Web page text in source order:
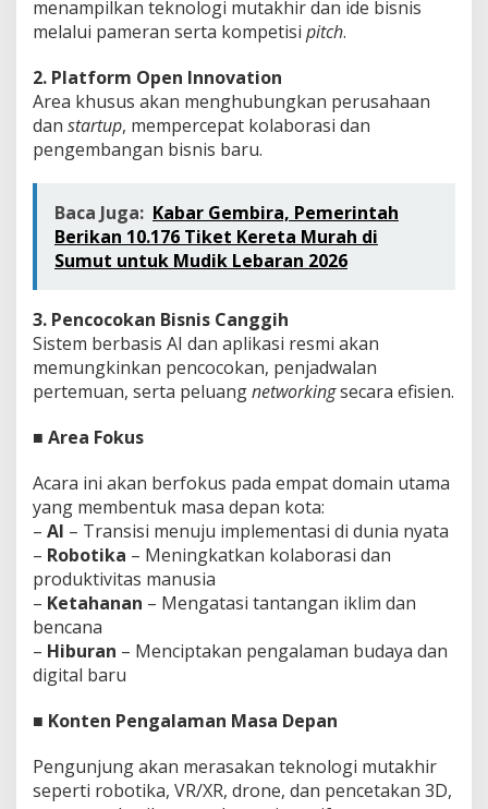
k
e
a
n
u
t
M
e
l
a
u
i
T
e
k
g
i
T
i
n
g
g
menampilkan teknologi mutakhir dan ide bisnis
melalui pameran serta kompetisi pitch.
2. Platform Open Innovation
Area khusus akan menghubungkan perusahaan
dan startup, mempercepat kolaborasi dan
pengembangan bisnis baru.
Baca Juga: Kabar Gembira, Pemerintah
Berikan 10.176 Tiket Kereta Murah di
Sumut untuk Mudik Lebaran 2026
3. Pencocokan Bisnis Canggih
Sistem berbasis AI dan aplikasi resmi akan
memungkinkan pencocokan, penjadwalan
pertemuan, serta peluangnetworkingsecara efisien.
■ Area Fokus
Acara ini akan berfokus pada empat domain utama
yang membentuk masa depan kota:
– AI – Transisi menuju implementasi di dunia nyata
– Robotika – Meningkatkan kolaborasi dan
produktivitas manusia
– Ketahanan – Mengatasi tantangan iklim dan
bencana
– Hiburan – Menciptakan pengalaman budaya dan
digital baru
■ Konten Pengalaman Masa Depan
Pengunjung akan merasakan teknologi mutakhir
seperti robotika, VR/XR, drone, dan pencetakan 3D,